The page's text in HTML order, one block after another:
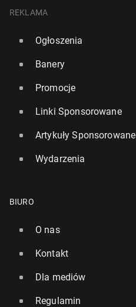
REKLAMA
Ogłoszenia
Banery
Promocje
Linki Sponsorowane
Artykuły Sponsorowane
Wydarzenia
BIURO
O nas
Kontakt
Dla mediów
Regulamin